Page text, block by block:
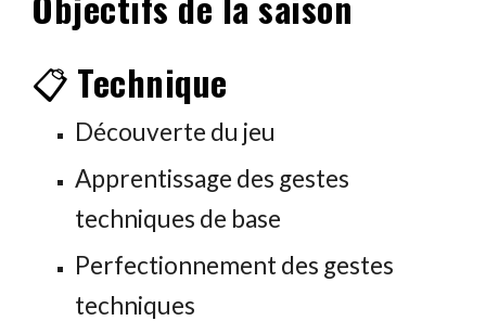
📋 Technique
Découverte du jeu
Apprentissage des gestes
techniques de base
Perfectionnement des gestes
techniques